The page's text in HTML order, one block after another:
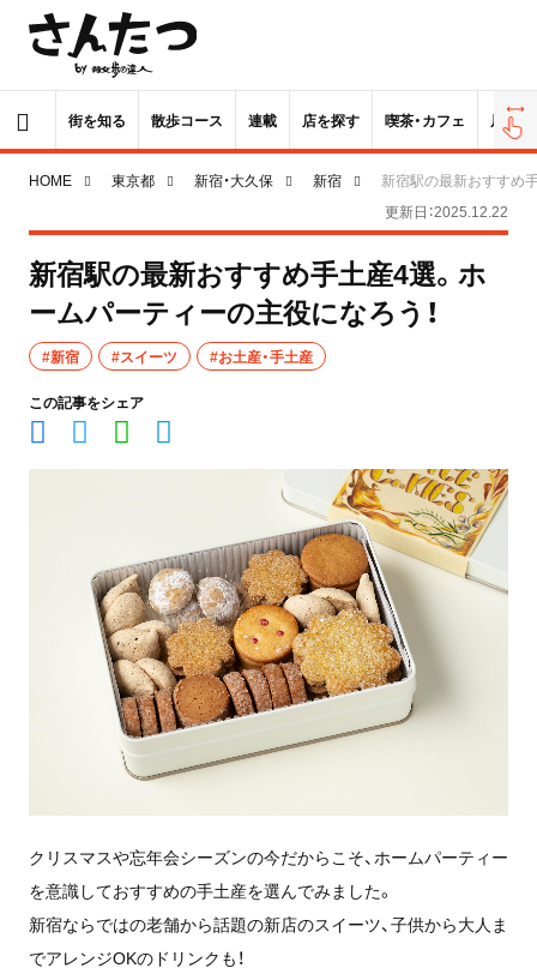
街を知る 散歩コース 連載 店を探す 喫茶・カフェ 居酒屋
HOME 東京都 新宿・大久保 新宿
新宿駅の最新おすすめ
更新日：2025.12.22
新宿駅の最新おすすめ手土産4選。ホ
ームパーティーの主役になろう！
#新宿 #スイーツ #お土産・手土産
この記事をシェア
クリスマスや忘年会シーズンの今だからこそ、ホームパーティー
を意識しておすすめの手土産を選んでみました。
新宿ならではの老舗から話題の新店のスイーツ、子供から大人ま
でアレンジOKのドリンクも！